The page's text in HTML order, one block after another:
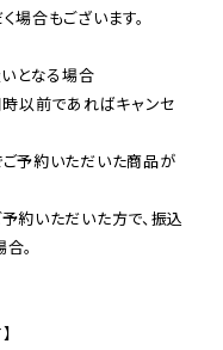
場合もございます。
となる場合
以前であればキャンセ
予約いただいた商品が
約いただいた方で、振込
。